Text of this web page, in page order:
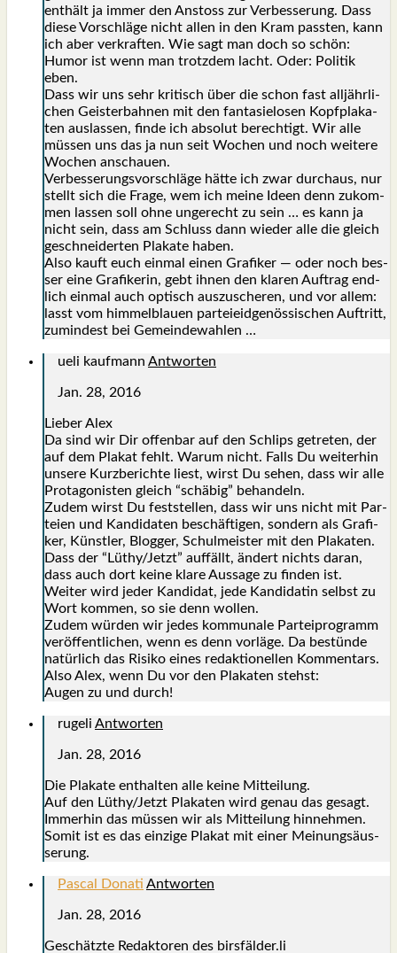
ent­hält ja immer den Anstoss zur Ver­bes­se­rung. Dass
die­se Vor­schlä­ge nicht allen in den Kram pass­ten, kann
ich aber ver­kraf­ten. Wie sagt man doch so schön:
Humor ist wenn man trotz­dem lacht. Oder: Poli­tik
eben.
Dass wir uns sehr kri­tisch über die schon fast all­jähr­li­
chen Geis­ter­bah­nen mit den fan­ta­sie­lo­sen Kopf­pla­ka­
ten aus­las­sen, fin­de ich abso­lut berech­tigt. Wir alle
müs­sen uns das ja nun seit Wochen und noch wei­te­re
Wochen anschau­en.
Ver­bes­se­rungs­vor­schlä­ge hät­te ich zwar durch­aus, nur
stellt sich die Fra­ge, wem ich mei­ne Ideen denn zukom­
men las­sen soll ohne unge­recht zu sein … es kann ja
nicht sein, dass am Schluss dann wie­der alle die gleich
geschnei­der­ten Pla­ka­te haben.
Also kauft euch ein­mal einen Gra­fi­ker — oder noch bes­
ser eine Gra­fi­ke­rin, gebt ihnen den kla­ren Auf­trag end­
lich ein­mal auch optisch aus­zu­sche­ren, und vor allem:
lasst vom him­mel­blau­en par­tei­eid­ge­nös­si­schen Auf­tritt,
zumin­dest bei Gemein­de­wah­len …
ueli kaufmann Antworten
Jan. 28, 2016
Lie­ber Alex
Da sind wir Dir offen­bar auf den Schlips getre­ten, der
auf dem Pla­kat fehlt. War­um nicht. Falls Du wei­ter­hin
unse­re Kurz­be­rich­te liest, wirst Du sehen, dass wir alle
Prot­ago­nis­ten gleich “schä­big” behan­deln.
Zudem wirst Du fest­stel­len, dass wir uns nicht mit Par­
tei­en und Kan­di­da­ten beschäf­ti­gen, son­dern als Gra­fi­
ker, Künst­ler, Blog­ger, Schul­meis­ter mit den Pla­ka­ten.
Dass der “Lüthy/Jetzt” auf­fällt, ändert nichts dar­an,
dass auch dort kei­ne kla­re Aus­sa­ge zu fin­den ist.
Wei­ter wird jeder Kan­di­dat, jede Kan­di­da­tin selbst zu
Wort kom­men, so sie denn wol­len.
Zudem wür­den wir jedes kom­mu­na­le Par­tei­pro­gramm
ver­öf­fent­li­chen, wenn es denn vor­lä­ge. Da bestün­de
natür­lich das Risi­ko eines redak­tio­nel­len Kom­men­tars.
Also Alex, wenn Du vor den Pla­ka­ten stehst:
Augen zu und durch!
rugeli Antworten
Jan. 28, 2016
Die Pla­ka­te ent­hal­ten alle kei­ne Mit­tei­lung.
Auf den Lüthy/Jetzt Pla­ka­ten wird genau das gesagt.
Immer­hin das müs­sen wir als Mit­tei­lung hin­neh­men.
Somit ist es das ein­zi­ge Pla­kat mit einer Mei­nungs­äus­
se­rung.
Pascal Donati Antworten
Jan. 28, 2016
Geschätz­te Redak­to­ren des birsfälder.li